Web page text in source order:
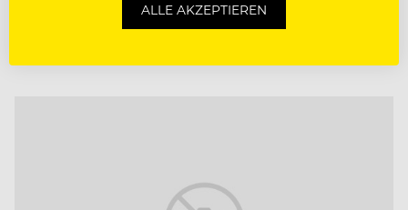
Auswahlmöglichkeiten aus 18 Kanälen
ALLE AKZEPTIEREN